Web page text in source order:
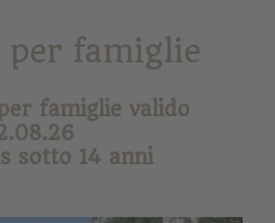
per famiglie
famiglie valido
sotto 14 anni